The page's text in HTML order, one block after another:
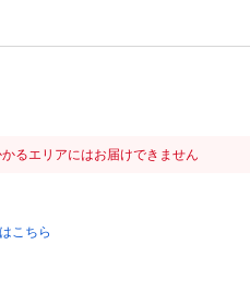
るエリアにはお届けできません
こちら